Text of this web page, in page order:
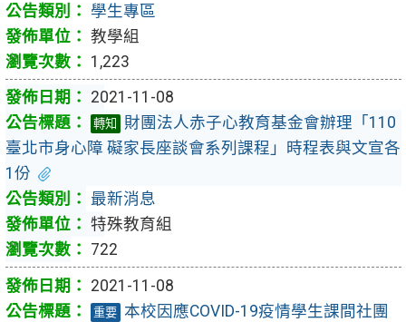
學生專區
教學組
1,223
2021-11-08
轉知
財團法人赤子心教育基金會辦理「110
臺北市身心障 礙家長座談會系列課程」時程表與文宣各
1份
最新消息
特殊教育組
722
2021-11-08
重要 本校因應COVID-19疫情學生課間社團